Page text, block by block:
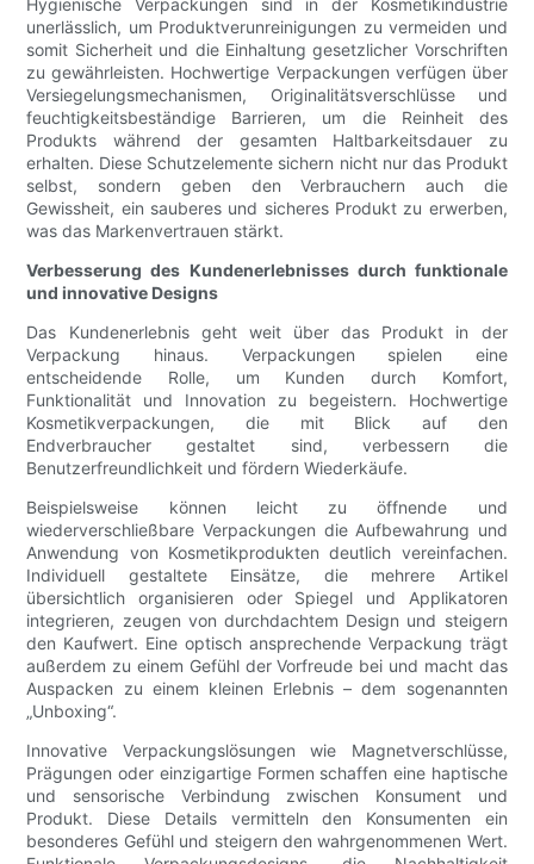
Hygienische Verpackungen sind in der Kosmetikindustrie
unerlässlich, um Produktverunreinigungen zu vermeiden und
somit Sicherheit und die Einhaltung gesetzlicher Vorschriften
zu gewährleisten. Hochwertige Verpackungen verfügen über
Versiegelungsmechanismen, Originalitätsverschlüsse und
feuchtigkeitsbeständige Barrieren, um die Reinheit des
Produkts während der gesamten Haltbarkeitsdauer zu
erhalten. Diese Schutzelemente sichern nicht nur das Produkt
selbst, sondern geben den Verbrauchern auch die
Gewissheit, ein sauberes und sicheres Produkt zu erwerben,
was das Markenvertrauen stärkt.
Verbesserung des Kundenerlebnisses durch funktionale
und innovative Designs
Das Kundenerlebnis geht weit über das Produkt in der
Verpackung hinaus. Verpackungen spielen eine
entscheidende Rolle, um Kunden durch Komfort,
Funktionalität und Innovation zu begeistern. Hochwertige
Kosmetikverpackungen, die mit Blick auf den
Endverbraucher gestaltet sind, verbessern die
Benutzerfreundlichkeit und fördern Wiederkäufe.
Beispielsweise können leicht zu öffnende und
wiederverschließbare Verpackungen die Aufbewahrung und
Anwendung von Kosmetikprodukten deutlich vereinfachen.
Individuell gestaltete Einsätze, die mehrere Artikel
übersichtlich organisieren oder Spiegel und Applikatoren
integrieren, zeugen von durchdachtem Design und steigern
den Kaufwert. Eine optisch ansprechende Verpackung trägt
außerdem zu einem Gefühl der Vorfreude bei und macht das
Auspacken zu einem kleinen Erlebnis – dem sogenannten
„Unboxing“.
Innovative Verpackungslösungen wie Magnetverschlüsse,
Prägungen oder einzigartige Formen schaffen eine haptische
und sensorische Verbindung zwischen Konsument und
Produkt. Diese Details vermitteln den Konsumenten ein
besonderes Gefühl und steigern den wahrgenommenen Wert.